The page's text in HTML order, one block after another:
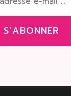
S’ABONNER